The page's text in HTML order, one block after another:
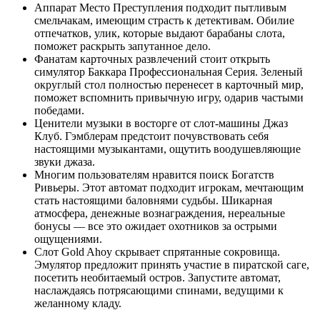
Аппарат Место Преступления подходит пытливым
смельчакам, имеющим страсть к детективам. Обилие
отпечатков, улик, которые выдают барабаны слота,
поможет раскрыть запутанное дело.
Фанатам карточных развлечений стоит открыть
симулятор Баккара Профессиональная Серия. Зеленый
округлый стол полностью перенесет в карточный мир,
поможет вспомнить привычную игру, одарив частыми
победами.
Ценители музыки в восторге от слот-машины Джаз
Клуб. Гэмблерам предстоит почувствовать себя
настоящими музыкантами, ощутить воодушевляющие
звуки джаза.
Многим пользователям нравится поиск Богатств
Ривьеры. Этот автомат подходит игрокам, мечтающим
стать настоящими баловнями судьбы. Шикарная
атмосфера, денежные вознаграждения, нереальные
бонусы — все это ожидает охотников за острыми
ощущениями.
Слот Gold Ahoy скрывает спрятанные сокровища.
Эмулятор предложит принять участие в пиратской саге,
посетить необитаемый остров. Запустите автомат,
наслаждаясь потрясающими спинами, ведущими к
желанному кладу.